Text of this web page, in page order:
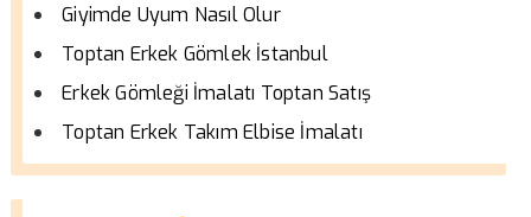
Giyimde Uyum Nasıl Olur
Toptan Erkek Gömlek İstanbul
Erkek Gömleği İmalatı Toptan Satış
Toptan Erkek Takım Elbise İmalatı